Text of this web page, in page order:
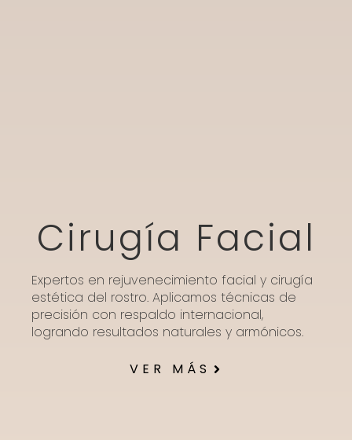
Cirugía Facial
Expertos en rejuvenecimiento facial y cirugía
estética del rostro. Aplicamos técnicas de
precisión con respaldo internacional,
logrando resultados naturales y armónicos.
VER MÁS